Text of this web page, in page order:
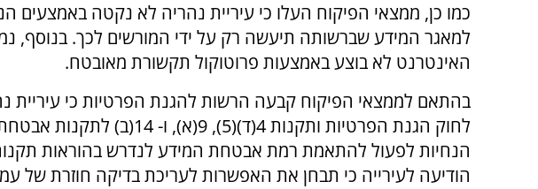
כמו כן, ממצאי הפיקוח העלו כי עיריית נהריה לא נקטה באמצעים
למאגר המידע שברשותה תיעשה רק על ידי המורשים לכך. בנוסף,
האינטרנט לא בוצע באמצעות פרוטוקול תקשורת מאובטח.
לחוק הגנת הפרטיות ותקנות 4(ד)(5),
הנחיות לפעול להתאמת רמת אבטחת המידע לנדרש בהוראות
הודיעה לעירייה כי תבחן את האפשרות לעריכת בדיקה חוזרת של